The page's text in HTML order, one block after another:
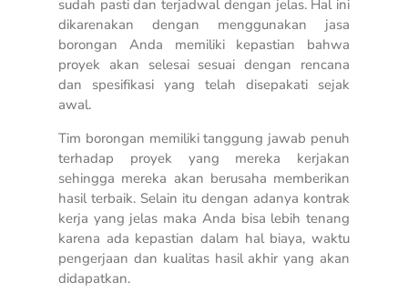
sudah pasti dan terjadwal dengan jelas. Hal ini
dikarenakan dengan menggunakan jasa
borongan Anda memiliki kepastian bahwa
proyek akan selesai sesuai dengan rencana
dan spesifikasi yang telah disepakati sejak
awal.
Tim borongan memiliki tanggung jawab penuh
terhadap proyek yang mereka kerjakan
sehingga mereka akan berusaha memberikan
hasil terbaik. Selain itu dengan adanya kontrak
kerja yang jelas maka Anda bisa lebih tenang
karena ada kepastian dalam hal biaya, waktu
pengerjaan dan kualitas hasil akhir yang akan
didapatkan.